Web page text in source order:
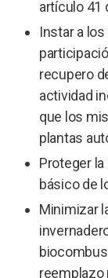
artículo 41
Instar a
recupero
actividad
que los
plantas
Proteger
básico de
Minimizar
reemplazo